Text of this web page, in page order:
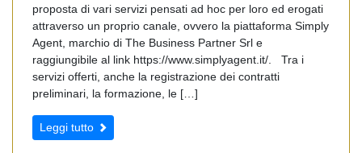
proposta di vari servizi pensati ad hoc per loro ed erogati
attraverso un proprio canale, ovvero la piattaforma Simply
Agent, marchio di The Business Partner Srl e
raggiungibile al link https://www.simplyagent.it/. Tra i
servizi offerti, anche la registrazione dei contratti
preliminari, la formazione, le […]
Leggi tutto